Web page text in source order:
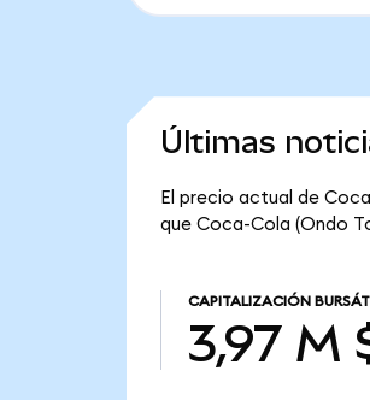
Últimas
El precio actual de
que Coca-Cola (Ondo
CAPITALIZACIÓN
3,97 M